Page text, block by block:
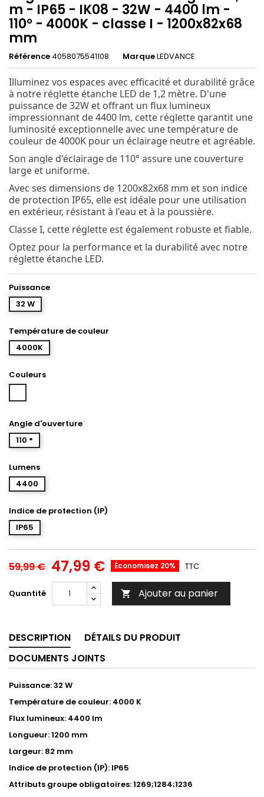
m - IP65 - IK08 - 32W - 4400 lm -
110° - 4000K - classe I - 1200x82x68
mm
Référence 4058075541108 MarqueLEDVANCE
Illuminez vos espaces avec efficacité et durabilité grâce
à notre réglette étanche LED de 1,2 mètre. D'une
puissance de 32W et offrant un flux lumineux
impressionnant de 4400 lm, cette réglette garantit une
luminosité exceptionnelle avec une température de
couleur de 4000K pour un éclairage neutre et agréable.
Son angle d'éclairage de 110° assure une couverture
large et uniforme.
Avec ses dimensions de 1200x82x68 mm et son indice
de protection IP65, elle est idéale pour une utilisation
en extérieur, résistant à l'eau et à la poussière.
Classe I, cette réglette est également robuste et fiable.
Optez pour la performance et la durabilité avec notre
réglette étanche LED.
Puissance
32 W
Température de couleur
4000K
Couleurs
Angle d'ouverture
110 °
Lumens
4400
Indice de protection (IP)
IP65
59,99 € 47,99 € Économisez 20% TTC
Quantité  Ajouter au panier
DESCRIPTION
DÉTAILS DU PRODUIT
DOCUMENTS JOINTS
Puissance: 32 W
Température de couleur: 4000 K
Flux lumineux: 4400 lm
Longueur: 1200 mm
Largeur: 82 mm
Indice de protection (IP): IP65
Attributs groupe obligatoires: 1269;1284;1236